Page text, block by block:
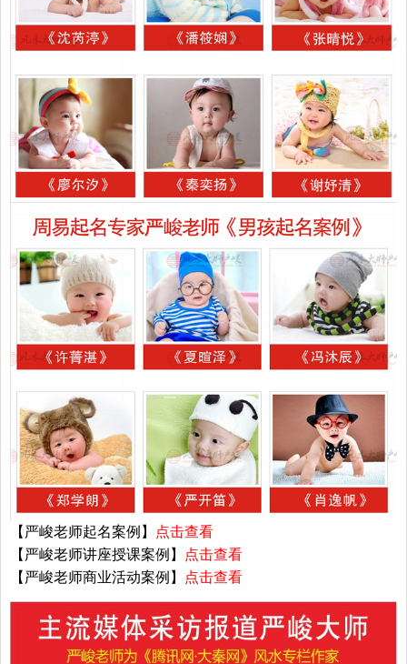
【严峻老师起名案例】
点击查看
【严峻老师讲座授课案例】
点击查看
【严峻老师商业活动案例】
点击查看